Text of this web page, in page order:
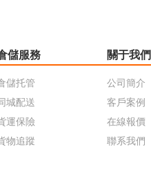
儲服務
儲托管
城配送
運保險
物追蹤
關于我們
公司簡介
客戶案例
在線報價
聯系我們